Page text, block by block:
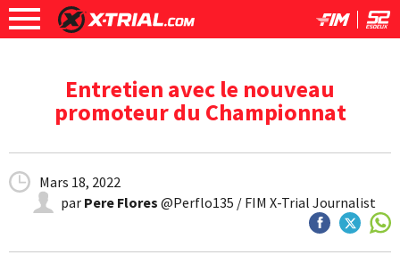
Entretien avec le nouveau
promoteur du Championnat
Mars 18, 2022
par Pere Flores @Perflo135 / FIM X-Trial Journalist